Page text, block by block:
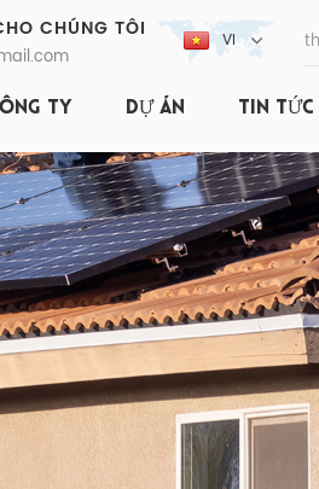
VI
CHÚNG TÔI
TY DỰ ÁN TIN TỨC